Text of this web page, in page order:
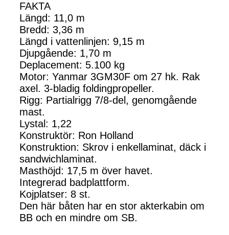
FAKTA
Längd: 11,0 m
Bredd: 3,36 m
Längd i vattenlinjen: 9,15 m
Djupgående: 1,70 m
Deplacement: 5.100 kg
Motor: Yanmar 3GM30F om 27 hk. Rak
axel. 3-bladig foldingpropeller.
Rigg: Partialrigg 7/8-del, genomgående
mast.
Lystal: 1,22
Konstruktör: Ron Holland
Konstruktion: Skrov i enkellaminat, däck i
sandwichlaminat.
Masthöjd: 17,5 m över havet.
Integrerad badplattform.
Kojplatser: 8 st.
Den här båten har en stor akterkabin om
BB och en mindre om SB.